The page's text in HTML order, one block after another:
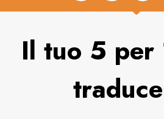
Il tuo 5 per